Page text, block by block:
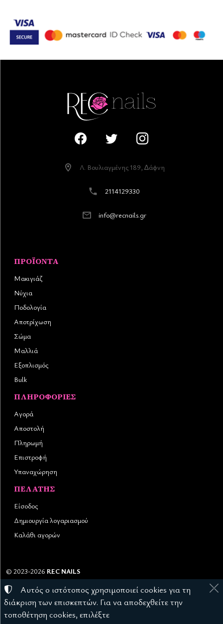
Λ. Βουλιαγµένης 189, ∆άφνη
2114129330
info@recnails.gr
ΠΡΟΪΌΝΤΑ
Μακιγιάζ
Νύχια
Ποδολογία
Αποτρίχωση
Σώμα
Μαλλιά
Εξοπλισμός
Bulk
ΠΛΗΡΟΦΟΡΊΕΣ
Αγορά
Αποστολή
Πληρωμή
Επιστροφή
Υπαναχώρηση
ΠΕΛΆΤΗΣ
Είσοδος
Δημιουργία λογαριασμού
Καλάθι αγορών
© 2023-2026 REC NAILS
Αριθμός ΓΕΜΗ:145976403000
Όροι χρήσης • Πολιτική απορρήτου •Πολιτική cookies
Ρυθμίσεις cookies
Αυτός ο ιστότοπος χρησιμοποιεί cookies για τη
διάκριση των επισκεπτών. Για να αποδεχθείτε την
τοποθέτηση cookies, επιλέξτε